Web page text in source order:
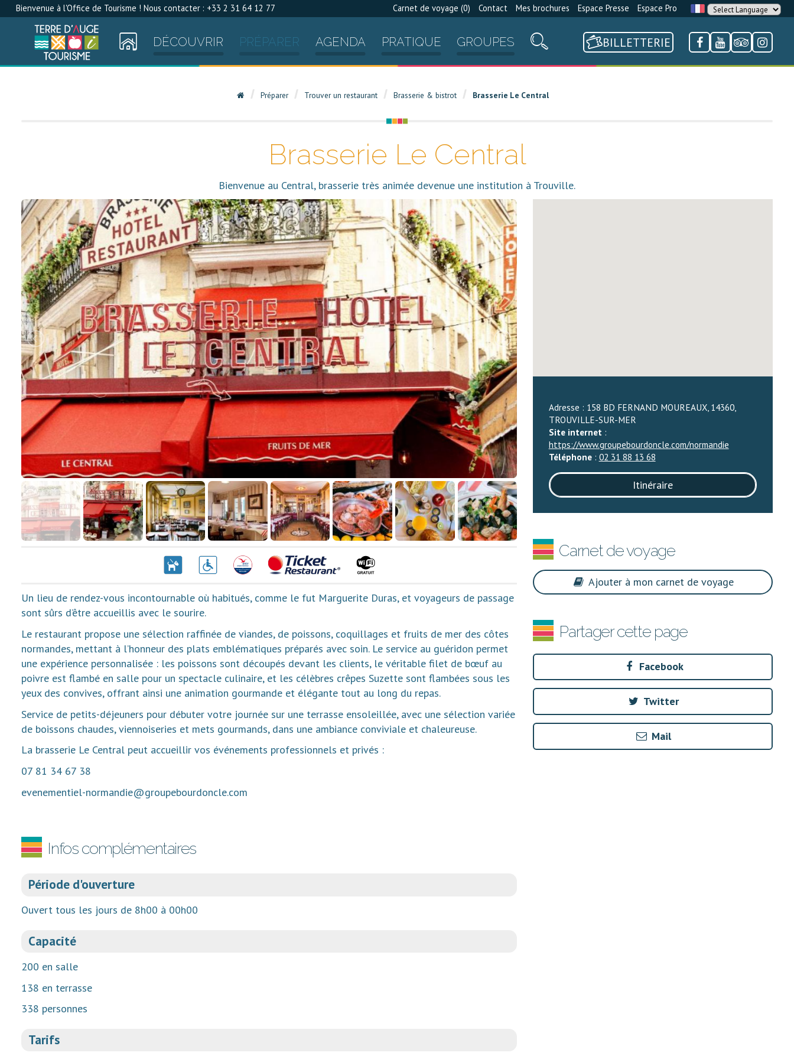
Bienvenue à l'Office de Tourisme ! Nous contacter : +33 2 31 64 12 77 Carnet de voyage (0) Contact Mes brochures Espace Presse Espace Pro
DÉCOUVRIR PRÉPARER AGENDA PRATIQUE GROUPES BILLETTERIE
Préparer Trouver un restaurant Brasserie & bistrot Brasserie Le Central
Brasserie Le Central
Bienvenue au Central, brasserie très animée devenue une institution à Trouville.
Un lieu de rendez-vous incontournable où habitués, comme le fut Marguerite Duras, et voyageurs de passage
sont sûrs d’être accueillis avec le sourire.
Le restaurant propose une sélection raffinée de viandes, de poissons, coquillages et fruits de mer des côtes
normandes, mettant à l’honneur des plats emblématiques préparés avec soin. Le service au guéridon permet
une expérience personnalisée : les poissons sont découpés devant les clients, le véritable filet de bœuf au
poivre est flambé en salle pour un spectacle culinaire, et les célèbres crêpes Suzette sont flambées sous les
yeux des convives, offrant ainsi une animation gourmande et élégante tout au long du repas.
Service de petits-déjeuners pour débuter votre journée sur une terrasse ensoleillée, avec une sélection variée
de boissons chaudes, viennoiseries et mets gourmands, dans une ambiance conviviale et chaleureuse.
La brasserie Le Central peut accueillir vos événements professionnels et privés :
07 81 34 67 38
evenementiel-normandie@groupebourdoncle.com
Infos complémentaires
Période d'ouverture
Ouvert tous les jours de 8h00 à 00h00
Capacité
200 en salle
138 en terrasse
338 personnes
Tarifs
Adresse : 158 BD FERNAND MOUREAUX, 14360,
TROUVILLE-SUR-MER
Site internet :
https://www.groupebourdoncle.com/normandie
Téléphone: 02 31 88 13 68
Itinéraire
Carnet de voyage
Ajouter à mon carnet de voyage
Partager cette page
Facebook
Twitter
Mail